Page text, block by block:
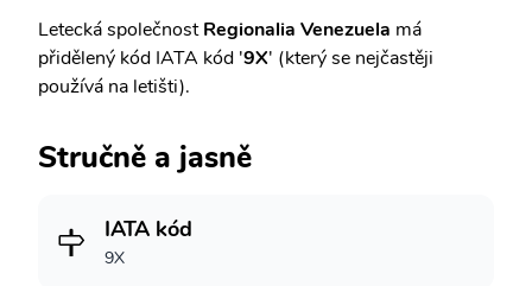
Letecká společnostRegionalia Venezuela má
přidělený kód IATA kód '9X' (který se nejčastěji
používá na letišti).
Stručně a jasně
IATA kód
9X